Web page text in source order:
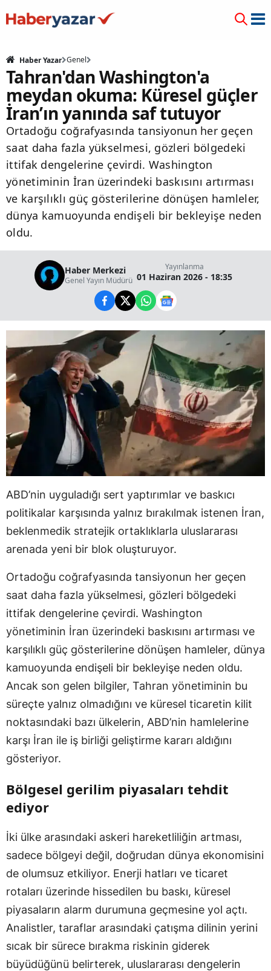
Haber Yazar Genel
Tahran'dan Washington'a
meydan okuma: Küresel güçler
İran’ın yanında saf tutuyor
Ortadoğu coğrafyasında tansiyonun her geçen
saat daha fazla yükselmesi, gözleri bölgedeki
ittifak dengelerine çevirdi. Washington
yönetiminin İran üzerindeki baskısını artırması
ve karşılıklı güç gösterilerine dönüşen hamleler,
dünya kamuoyunda endişeli bir bekleyişe neden
oldu.
Haber Merkezi
Genel Yayın Müdürü
Yayınlanma
01 Haziran 2026 - 18:35
ABD’nin uyguladığı sert yaptırımlar ve baskıcı
politikalar karşısında yalnız bırakılmak istenen İran,
beklenmedik stratejik ortaklıklarla uluslararası
arenada yeni bir blok oluşturuyor.
Ortadoğu coğrafyasında tansiyonun her geçen
saat daha fazla yükselmesi, gözleri bölgedeki
ittifak dengelerine çevirdi. Washington
yönetiminin İran üzerindeki baskısını artırması ve
karşılıklı güç gösterilerine dönüşen hamleler, dünya
kamuoyunda endişeli bir bekleyişe neden oldu.
Ancak son gelen bilgiler, Tahran yönetiminin bu
süreçte yalnız olmadığını ve küresel ticaretin kilit
noktasındaki bazı ülkelerin, ABD’nin hamlelerine
karşı İran ile iş birliği geliştirme kararı aldığını
gösteriyor.
Bölgesel gerilim piyasaları tehdit
ediyor
İki ülke arasındaki askeri hareketliliğin artması,
sadece bölgeyi değil, doğrudan dünya ekonomisini
de olumsuz etkiliyor. Enerji hatları ve ticaret
rotaları üzerinde hissedilen bu baskı, küresel
piyasaların alarm durumuna geçmesine yol açtı.
Analistler, taraflar arasındaki çatışma dilinin yerini
sıcak bir sürece bırakma riskinin giderek
büyüdüğünü belirterek, uluslararası dengelerin